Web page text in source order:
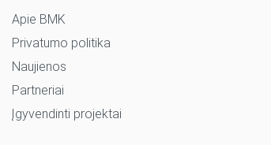
Apie BMK
Privatumo politika
Naujienos
Partneriai
Įgyvendinti projektai